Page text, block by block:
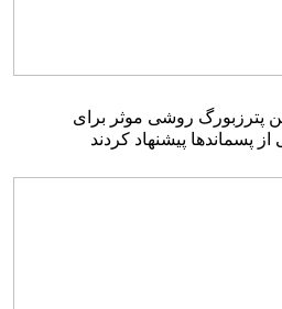
پترزبورگ روشی موثر برای
پسماندها پیشنهاد کردند